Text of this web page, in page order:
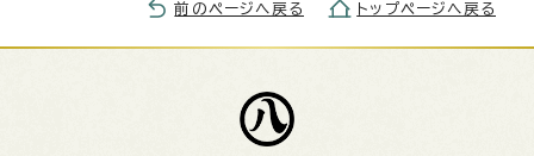
前のページへ戻る トップページへ戻る